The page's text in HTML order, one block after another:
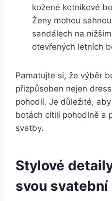
kožené kotníkové
Ženy‌ mohou
sandálech na
‍otevřených letních
Pamatujte si, že výběr
přizpůsoben ⁢nejen
pohodlí. Je důležité,
botách cítili pohodlně a
svatby.
Stylové
svou